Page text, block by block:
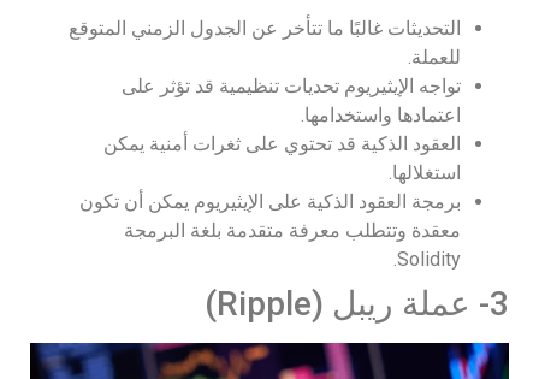
التحديثات غالبًا ما تتأخر عن الجدول الزمني المتوقع
للعملة.
تواجه الإيثيريوم تحديات تنظيمية قد تؤثر على
اعتمادها واستخدامها.
العقود الذكية قد تحتوي على ثغرات أمنية يمكن
استغلالها.
برمجة العقود الذكية على الإيثيريوم يمكن أن تكون
معقدة وتتطلب معرفة متقدمة بلغة البرمجة
Solidity.
3- عملة ريبل (Ripple)